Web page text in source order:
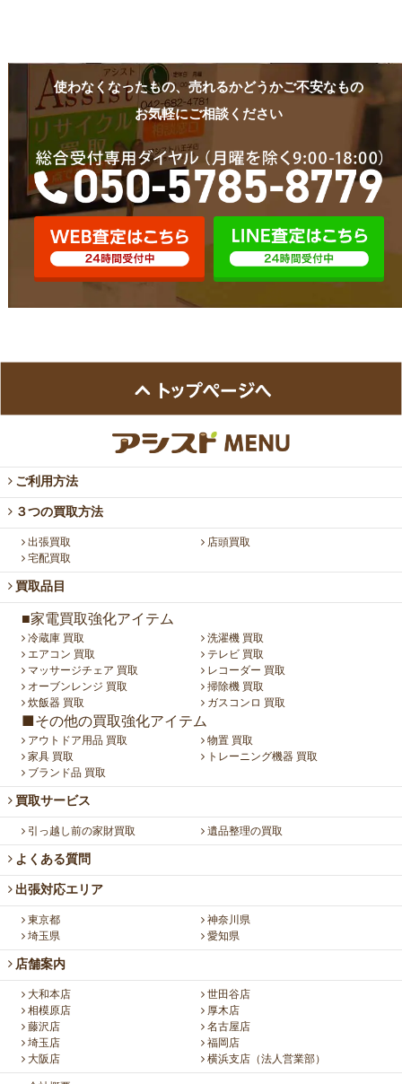
使わなくなったもの、売れるかどうかご不安なもの
お気軽にご相談ください
ご利用方法
３つの買取方法
出張買取
店頭買取
宅配買取
買取品目
■家電買取強化アイテム
冷蔵庫 買取
洗濯機 買取
エアコン 買取
テレビ 買取
マッサージチェア 買取
レコーダー 買取
オーブンレンジ 買取
掃除機 買取
炊飯器 買取
ガスコンロ 買取
■その他の買取強化アイテム
アウトドア用品 買取
物置 買取
家具 買取
トレーニング機器 買取
ブランド品 買取
買取サービス
引っ越し前の家財買取 遺品整理の買取
よくある質問
出張対応エリア
東京都
神奈川県
埼玉県
愛知県
店舗案内
大和本店
世田谷店
相模原店
厚木店
藤沢店
名古屋店
埼玉店
福岡店
大阪店
横浜支店（法人営業部）